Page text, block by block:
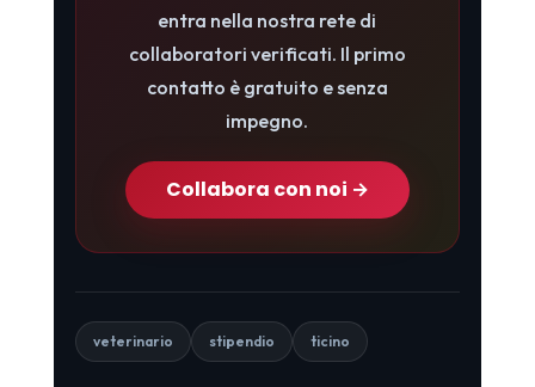
entra nella nostra rete di
collaboratori verificati. Il primo
contatto è gratuito e senza
impegno.
Collabora con noi →
veterinario stipendio ticino